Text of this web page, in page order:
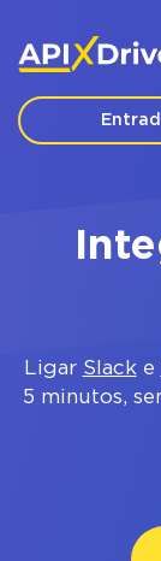
Ligar Slacke
5 minutos,